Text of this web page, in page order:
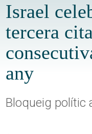
Israel
tercera
any
Bloqueig polític